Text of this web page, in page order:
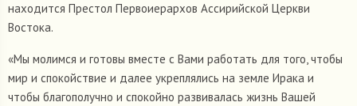
находится Престол Первоиерархов Ассирийской Церкви
Востока.
«Мы молимся и готовы вместе с Вами работать для того, чтобы
мир и спокойствие и далее укреплялись на земле Ирака и
чтобы благополучно и спокойно развивалась жизнь Вашей